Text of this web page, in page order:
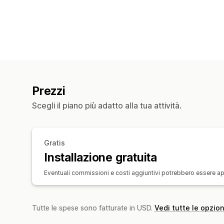
Prezzi
Scegli il piano più adatto alla tua attività.
Gratis
Installazione gratuita
Eventuali commissioni e costi aggiuntivi potrebbero essere
Tutte le spese sono fatturate in USD. Vedi tutte le